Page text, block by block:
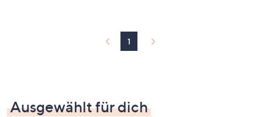
1
Ausgewählt für dich